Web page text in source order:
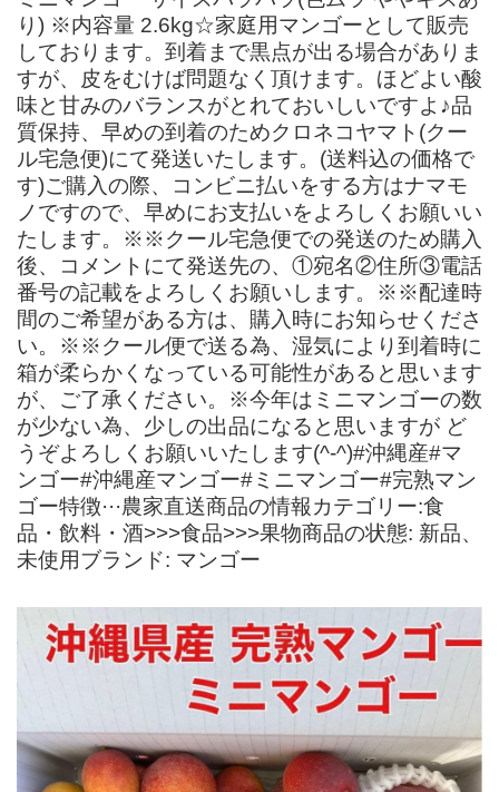
り) ※内容量 2.6kg☆家庭用マンゴーとして販売
しております。到着まで黒点が出る場合がありま
すが、皮をむけば問題なく頂けます。ほどよい酸
味と甘みのバランスがとれておいしいですよ♪品
質保持、早めの到着のためクロネコヤマト(クー
ル宅急便)にて発送いたします。(送料込の価格で
す)ご購入の際、コンビニ払いをする方はナマモ
ノですので、早めにお支払いをよろしくお願いい
たします。※※クール宅急便での発送のため購入
後、コメントにて発送先の、①宛名②住所③電話
番号の記載をよろしくお願いします。※※配達時
間のご希望がある方は、購入時にお知らせくださ
い。※※クール便で送る為、湿気により到着時に
箱が柔らかくなっている可能性があると思います
が、ご了承ください。※今年はミニマンゴーの数
が少ない為、少しの出品になると思いますが ど
うぞよろしくお願いいたします(^-^)#沖縄産#マ
ンゴー#沖縄産マンゴー#ミニマンゴー#完熟マン
ゴー特徴···農家直送商品の情報カテゴリー:食
品・飲料・酒>>>食品>>>果物商品の状態: 新品、
未使用ブランド: マンゴー